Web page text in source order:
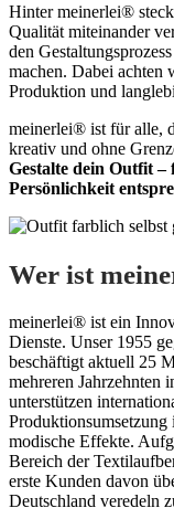
Hinter meinerlei®
Qualität miteinander
den
machen. Dabei achten
Produktion und
meinerlei® ist für alle,
kreativ und ohne
Gestalte dein Outfit
Persönlichkeit
Wer ist
meinerlei® ist ein
Dienste. Unser 1955
beschäftigt aktuell 25
mehreren Jahrzehnten
unterstützen
Produktionsumsetzung
modische Effekte.
Bereich der
erste Kunden davon
Deutschland veredeln